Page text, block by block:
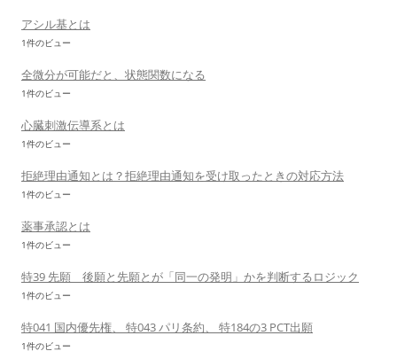
アシル基とは
1件のビュー
全微分が可能だと、状態関数になる
1件のビュー
心臓刺激伝導系とは
1件のビュー
拒絶理由通知とは？拒絶理由通知を受け取ったときの対応方法
1件のビュー
薬事承認とは
1件のビュー
特39 先願 後願と先願とが「同一の発明」かを判断するロジック
1件のビュー
特041 国内優先権、 特043 パリ条約、 特184の3 PCT出願
1件のビュー